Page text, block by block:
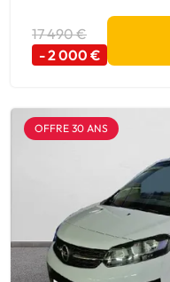
17 490 €
- 2 000 €
OFFRE 30 ANS